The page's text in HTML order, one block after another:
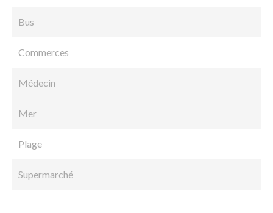
Bus
Commerces
Médecin
Mer
Plage
Supermarché